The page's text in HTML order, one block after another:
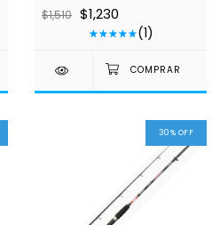
$1,510 $1,230
(1)
30% OFF